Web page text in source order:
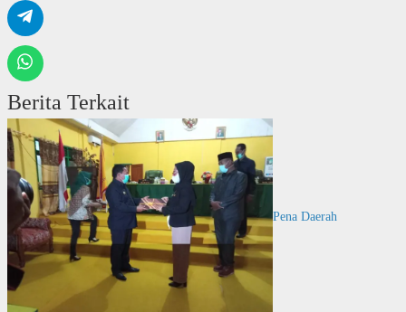
Berita Terkait
Pena Daerah